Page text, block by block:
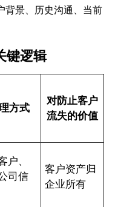
背景、历史沟通、当前
键逻辑
方式
对防止客户
流失的价值
户、
司信
客户资产归
企业所有